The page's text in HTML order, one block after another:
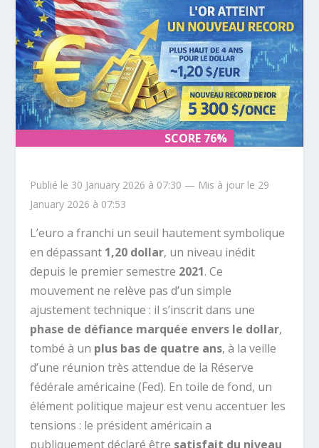
SCORE 76%
SCORE 76%
Publié le 30 January 2026 à 07:30 — Mis à jour le 29
January 2026 à 07:53
L’euro a franchi un seuil hautement symbolique
en dépassant 1,20 dollar, un niveau inédit
depuis le premier semestre 2021. Ce
mouvement ne relève pas d’un simple
ajustement technique : il s’inscrit dans une
phase de défiance marquée envers le dollar,
tombé à un plus bas de quatre ans, à la veille
d’une réunion très attendue de la Réserve
fédérale américaine (Fed). En toile de fond, un
élément politique majeur est venu accentuer les
tensions : le président américain a
publiquement déclaré être satisfait du niveau